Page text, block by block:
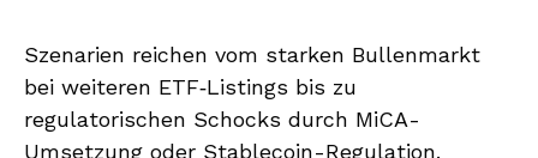
Szenarien reichen vom starken Bullenmarkt
bei weiteren ETF‑Listings bis zu
regulatorischen Schocks durch MiCA-
Umsetzung oder Stablecoin-Regulation.